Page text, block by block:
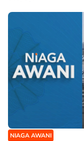
NIAGA AWANI